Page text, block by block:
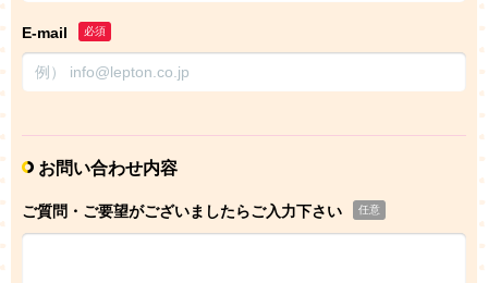
E-mail 必須
お問い合わせ内容
ご質問・ご要望がございましたらご入力下さい 任意